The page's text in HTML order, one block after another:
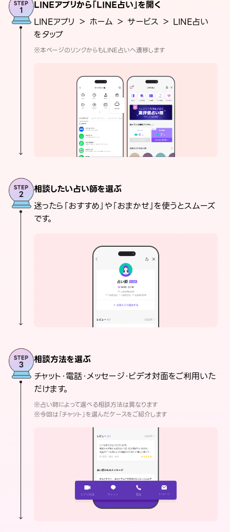
LINEアプリから「LINE占い」を開く
LINEアプリ ＞ ホーム ＞ サービス ＞ LINE占い
をタップ
※本ページのリンクからもLINE占いへ遷移します
相談したい占い師を選ぶ
迷ったら「おすすめ」や「おまかせ」を使うとスムーズ
です。
相談方法を選ぶ
チャット・電話・メッセージ・ビデオ対面をご利用いた
だけます。
※占い師によって選べる相談方法は異なります
※今回は「チャット」を選んだケースをご紹介します